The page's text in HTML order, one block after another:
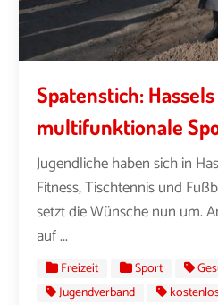
Spatenstich:
multifunktionale
Jugendliche haben sich in
Fitness, Tischtennis und
setzt die Wünsche nun um.
auf ...
Freizeit Sport
Jugendverband